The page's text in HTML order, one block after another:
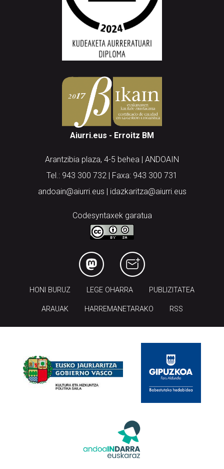
Aiurri.eus - Erroitz BM
Arantzibia plaza, 4-5 behea | ANDOAIN
Tel.: 943 300 732 | Faxa: 943 300 731
andoain@aiurri.eus | idazkaritza@aiurri.eus
Codesyntaxek garatua
HONI BURUZ LEGE OHARRA PUBLIZITATEA
ARAUAK HARREMANETARAKO RSS